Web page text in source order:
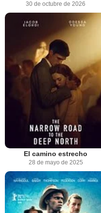
30 de octubre de 2026
El camino estrecho
28 de mayo de 2025